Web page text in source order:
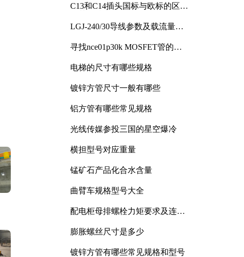
C13和C14插头国标与欧标的区别
LGJ-240/30导线参数及载流量解
寻找nce01p30k MOSFET管的合
电梯的尺寸有哪些规格
镀锌方管尺寸一般有哪些
铝方管有哪些常见规格
光线传媒参投三国的星空爆冷
横担型号对应重量
锰矿石产品化合水含量
曲臂车规格型号大全
配电柜母排螺栓力矩要求及连接
膨胀螺丝尺寸是多少
镀锌方管有哪些常见规格和型号